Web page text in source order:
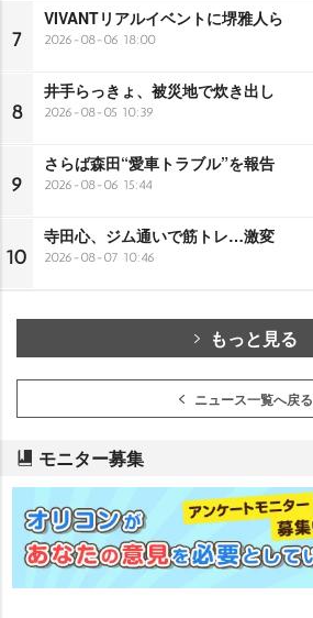
7
VIVANTリアルイベントに堺雅人ら
2026-08-06 18:00
8
井手らっきょ、被災地で炊き出し
2026-08-05 10:39
9
さらば森田“愛車トラブル”を報告
2026-08-06 15:44
10
寺田心、ジム通いで筋トレ…激変
2026-08-07 10:46
もっと見る
ニュース一覧へ戻る
モニター募集